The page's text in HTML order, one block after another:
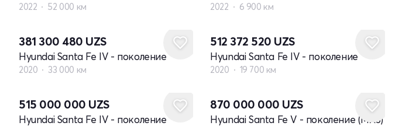
2022 52 000 км 2022 6 900 км
381 300 480 UZS
Hyundai Santa Fe IV - поколение
2020 33 000 км
512 372 520 UZS
Hyundai Santa Fe IV - поколение
2020 19 700 км
515 000 000 UZS
Hyundai Santa Fe IV - поколение
870 000 000 UZS
Hyundai Santa Fe V - поколение (MX5)